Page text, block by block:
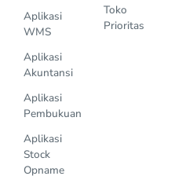
Aplikasi
WMS
Aplikasi
Akuntansi
Aplikasi
Pembukuan
Aplikasi
Stock
Opname
Toko
Prioritas